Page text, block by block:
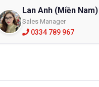
Lan Anh (Miền Nam)
Sales Manager
0334 789 967